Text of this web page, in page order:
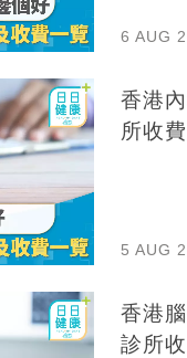
6 AUG
香港
所收
5 AUG
香港
診所